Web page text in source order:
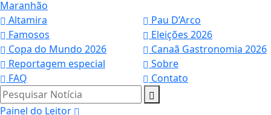
Maranhão
Altamira
Pau D’Arco
Famosos
Eleições 2026
Copa do Mundo 2026
Canaã Gastronomia 2026
Reportagem especial
Sobre
FAQ
Contato
Pesquisar Notícia
Painel do Leitor